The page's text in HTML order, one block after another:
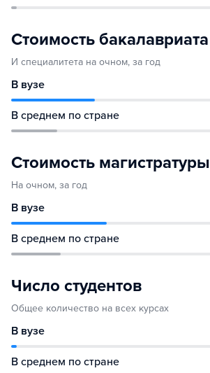
Стоимость бакалавриата
И специалитета на очном, за год
В вузе
В среднем по стране
Стоимость магистратуры
На очном, за год
В вузе
В среднем по стране
Число студентов
Общее количество на всех курсах
В вузе
В среднем по стране